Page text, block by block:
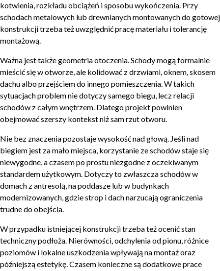
kotwienia, rozkładu obciążeń i sposobu wykończenia. Przy
schodach metalowych lub drewnianych montowanych do gotowej
konstrukcji trzeba też uwzględnić pracę materiału i tolerancję
montażową.
Ważna jest także geometria otoczenia. Schody mogą formalnie
mieścić się w otworze, ale kolidować z drzwiami, oknem, skosem
dachu albo przejściem do innego pomieszczenia. W takich
sytuacjach problem nie dotyczy samego biegu, lecz relacji
schodów z całym wnętrzem. Dlatego projekt powinien
obejmować szerszy kontekst niż sam rzut otworu.
Nie bez znaczenia pozostaje wysokość nad głową. Jeśli nad
biegiem jest za mało miejsca, korzystanie ze schodów staje się
niewygodne, a czasem po prostu niezgodne z oczekiwanym
standardem użytkowym. Dotyczy to zwłaszcza schodów w
domach z antresolą, na poddasze lub w budynkach
modernizowanych, gdzie strop i dach narzucają ograniczenia
trudne do obejścia.
W przypadku istniejącej konstrukcji trzeba też ocenić stan
techniczny podłoża. Nierówności, odchylenia od pionu, różnice
poziomów i lokalne uszkodzenia wpływają na montaż oraz
późniejszą estetykę. Czasem konieczne są dodatkowe prace